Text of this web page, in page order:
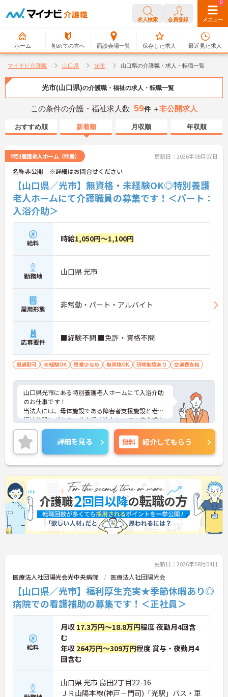
求人検索 会員登録 メニュー
ホーム 初めての方へ 面談会場一覧
0
保存した求人
0
最近見た求人
マイナビ介護職 山口県 光市 山口県の介護職・求人・転職一覧
光市(山口県)の介護職・福祉の求人・転職一覧
この条件の介護・福祉求人数 59件 ＋非公開求人
おすすめ順 新着順 月収順 年収順
特別養護老人ホーム（特養） 更新日：2026年08月07日
名称非公開 ※詳細はお問合せください
【山口県／光市】無資格・未経験OK◎特別養護
老人ホームにて介護職員の募集です！＜パート：
入浴介助＞
給料 時給1,050円～1,100円
勤務地 山口県 光市
雇用形態 非常勤・パート・アルバイト
応募要件 ■経験不問 ■免許・資格不問
車通勤可 未経験OK 残業少なめ 無資格OK 研修制度あり 交通費支給
山口県光市にある特別養護老人ホームにて入浴介助
のお仕事です！
当法人には、母体施設である障害者支援施設と老人
福祉施設とがあり、社会福祉法人としての使命感を
持ち、地域福祉に取り組んでいます。
無資格・未経験OKですので、これを機に介護の仕事
をスタートされたい方にもおすすめの求人です♪
ご興味ある方には、面接対策ポイントなど、さらに
詳細をお話しいたしますのでお気軽にご相談くださ
い。
詳細を見る 無料 紹介してもらう
更新日：2026年08月04日
医療法人社団陽光会光中央病院 医療法人社団陽光会
【山口県／光市】福利厚生充実★季節休暇あり◎
病院での看護補助の募集です！＜正社員＞
給料
月収 17.3万円～18.8万円程度 夜勤月4回含
む
年収 264万円～309万円程度 賞与・夜勤月4
回含む
山口県 光市 島田2丁目22-16
ＪＲ山陽本線(神戸－門司)「光駅」バス・車